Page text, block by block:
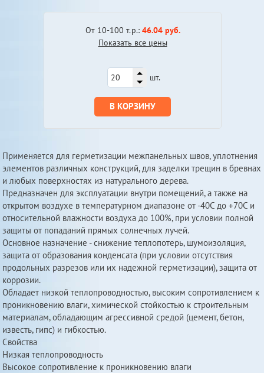
От 10-100 т.р.: 46.04 руб.
Показать все цены
шт.
В КОРЗИНУ
Применяется для герметизации межпанельных швов, уплотнения
элементов различных конструкций, для заделки трещин в бревнах
и любых поверхностях из натурального дерева.
Предназначен для эксплуатации внутри помещений, а также на
открытом воздухе в температурном диапазоне от -40С до +70C и
относительной влажности воздуха до 100%, при условии полной
защиты от попаданий прямых солнечных лучей.
Основное назначение - снижение теплопотерь, шумоизоляция,
защита от образования конденсата (при условии отсутствия
продольных разрезов или их надежной герметизации), защита от
коррозии.
Обладает низкой теплопроводностью, высоким сопротивлением к
проникновению влаги, химической стойкостью к строительным
материалам, обладающим агрессивной средой (цемент, бетон,
известь, гипс) и гибкостью.
Свойства
Низкая теплопроводность
Высокое сопротивление к проникновению влаги